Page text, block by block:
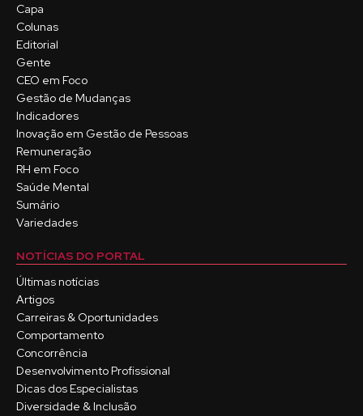
Capa
Colunas
Editorial
Gente
CEO em Foco
Gestão de Mudanças
Indicadores
Inovação em Gestão de Pessoas
Remuneração
RH em Foco
Saúde Mental
Sumário
Variedades
NOTÍCIAS DO PORTAL
Últimas notícias
Artigos
Carreiras & Oportunidades
Comportamento
Concorrência
Desenvolvimento Profissional
Dicas dos Especialistas
Diversidade & Inclusão